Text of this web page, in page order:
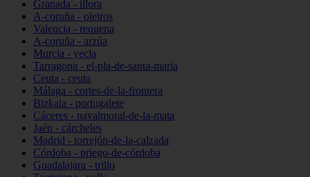
Granada - illora
A-coruña - oleiros
Valencia - requena
A-coruña - arzúa
Murcia - yecla
Tarragona - el-pla-de-santa-maria
Ceuta - ceuta
Málaga - cortes-de-la-frontera
Bizkaia - portugalete
Cáceres - navalmoral-de-la-mata
Jaén - cárcheles
Madrid - torrejón-de-la-calzada
Córdoba - priego-de-córdoba
Guadalajara - trillo